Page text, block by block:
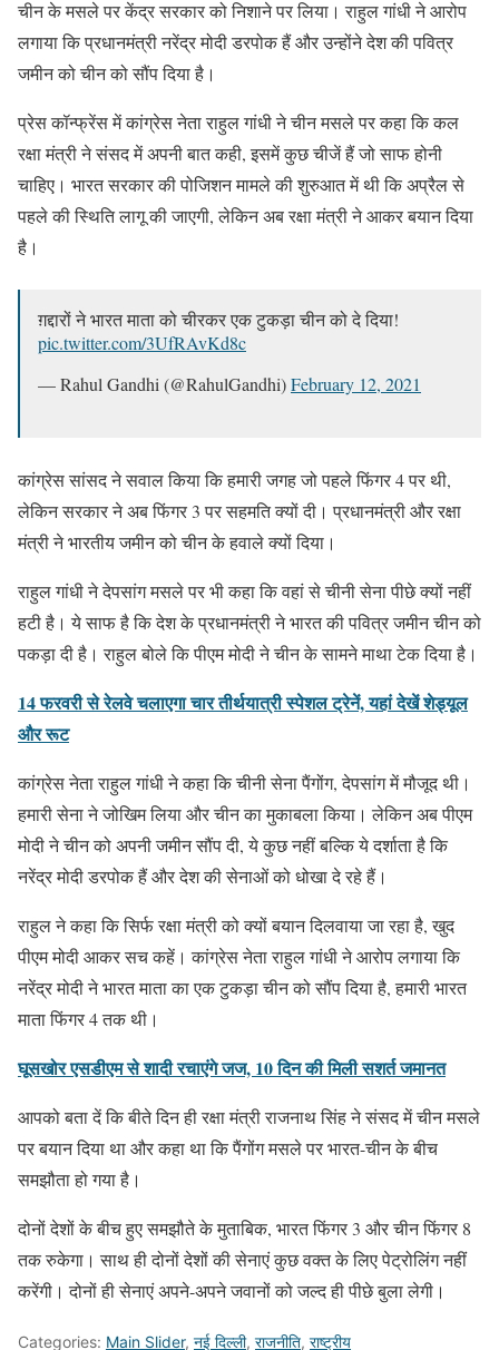
चीन के मसले पर केंद्र सरकार को निशाने पर लिया। राहुल गांधी ने आरोप
लगाया कि प्रधानमंत्री नरेंद्र मोदी डरपोक हैं और उन्होंने देश की पवित्र
जमीन को चीन को सौंप दिया है।
प्रेस कॉन्फ्रेंस में कांग्रेस नेता राहुल गांधी ने चीन मसले पर कहा कि कल
रक्षा मंत्री ने संसद में अपनी बात कही, इसमें कुछ चीजें हैं जो साफ होनी
चाहिए। भारत सरकार की पोजिशन मामले की शुरुआत में थी कि अप्रैल से
पहले की स्थिति लागू की जाएगी, लेकिन अब रक्षा मंत्री ने आकर बयान दिया
है।
ग़द्दारों ने भारत माता को चीरकर एक टुकड़ा चीन को दे दिया!
pic.twitter.com/3UfRAvKd8c
— Rahul Gandhi (@RahulGandhi)February 12, 2021
कांग्रेस सांसद ने सवाल किया कि हमारी जगह जो पहले फिंगर 4 पर थी,
लेकिन सरकार ने अब फिंगर 3 पर सहमति क्यों दी। प्रधानमंत्री और रक्षा
मंत्री ने भारतीय जमीन को चीन के हवाले क्यों दिया।
राहुल गांधी ने देपसांग मसले पर भी कहा कि वहां से चीनी सेना पीछे क्यों नहीं
हटी है। ये साफ है कि देश के प्रधानमंत्री ने भारत की पवित्र जमीन चीन को
पकड़ा दी है। राहुल बोले कि पीएम मोदी ने चीन के सामने माथा टेक दिया है।
14 फरवरी से रेलवे चलाएगा चार तीर्थयात्री स्पेशल ट्रेनें, यहां देखें शेड्यूल
और रूट
कांग्रेस नेता राहुल गांधी ने कहा कि चीनी सेना पैंगोंग, देपसांग में मौजूद थी।
हमारी सेना ने जोखिम लिया और चीन का मुकाबला किया। लेकिन अब पीएम
मोदी ने चीन को अपनी जमीन सौंप दी, ये कुछ नहीं बल्कि ये दर्शाता है कि
नरेंद्र मोदी डरपोक हैं और देश की सेनाओं को धोखा दे रहे हैं।
राहुल ने कहा कि सिर्फ रक्षा मंत्री को क्यों बयान दिलवाया जा रहा है, खुद
पीएम मोदी आकर सच कहें। कांग्रेस नेता राहुल गांधी ने आरोप लगाया कि
नरेंद्र मोदी ने भारत माता का एक टुकड़ा चीन को सौंप दिया है, हमारी भारत
माता फिंगर 4 तक थी।
घूसखोर एसडीएम से शादी रचाएंगे जज, 10 दिन की मिली सशर्त जमानत
आपको बता दें कि बीते दिन ही रक्षा मंत्री राजनाथ सिंह ने संसद में चीन मसले
पर बयान दिया था और कहा था कि पैंगोंग मसले पर भारत-चीन के बीच
समझौता हो गया है।
दोनों देशों के बीच हुए समझौते के मुताबिक, भारत फिंगर 3 और चीन फिंगर 8
तक रुकेगा। साथ ही दोनों देशों की सेनाएं कुछ वक्त के लिए पेट्रोलिंग नहीं
करेंगी। दोनों ही सेनाएं अपने-अपने जवानों को जल्द ही पीछे बुला लेगी।
Categories: Main Slider, नई दिल्ली, राजनीति, राष्ट्रीय